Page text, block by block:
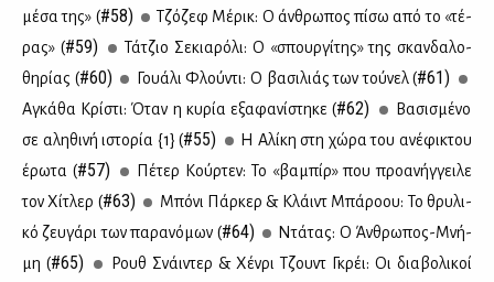
μέ­σα της» (#58)
Τζό­ζεφ Μέ­ρικ: Ο άν­θρω­πος πί­σω από το «τέ­
ρας» (#59)
Τά­τζιο Σε­κια­ρό­λι: Ο «σπουρ­γί­της» της σκαν­δα­λο­
θη­ρί­ας (#60) Γουά­λι Φλού­ντι: Ο βα­σι­λιάς των τού­νελ (#61)
Αγκά­θα Κρί­στι: Όταν η κυ­ρία εξα­φα­νί­στη­κε (#62)
Βα­σι­σμέ­νο
σε αλη­θι­νή ιστο­ρία {1} (#55)
Η Αλί­κη στη χώ­ρα του ανέ­φι­κτου
έρω­τα (#57)
Πέ­τερ Κούρ­τεν: Το «βα­μπίρ» που προ­α­νήγ­γει­λε
τον Χί­τλερ (#63)
Μπό­νι Πάρ­κερ & Κλάιντ Μπά­ρο­ου: Το θρυ­λι­
κό ζευ­γά­ρι των πα­ρα­νό­μων (#64)
Ντά­τας: Ο Άν­θρω­πος-Μνή­
μη (#65)
Ρουθ Σνάι­ντερ & Χέν­ρι Τζουντ Γκρέι: Οι δια­βο­λι­κοί